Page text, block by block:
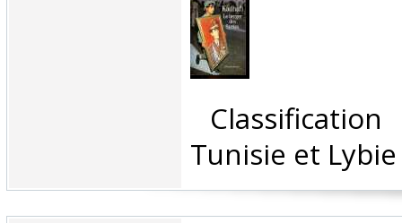
Tunisie et Lybie‎